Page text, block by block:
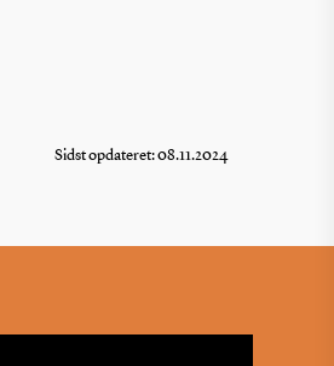
Sidst opdateret: 08.11.2024